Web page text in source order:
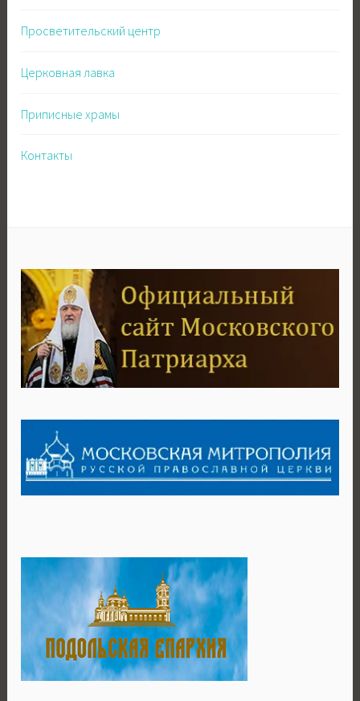
Просветительский центр
Церковная лавка
Приписные храмы
Контакты